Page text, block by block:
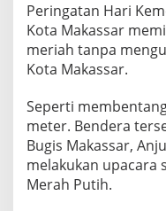
Peringatan Hari
Kota Makassar
meriah tanpa
Kota Makassar.
Seperti
meter. Bendera
Bugis Makassar,
melakukan upacara
Merah Putih.